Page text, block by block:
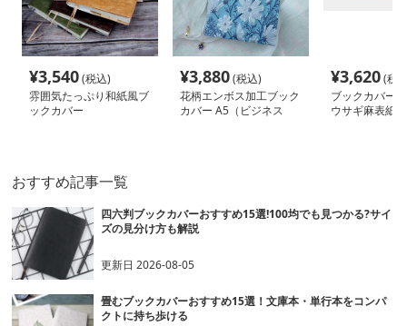
¥3,540(税込)
雰囲気たっぷり和紙風ブ
ックカバー
¥3,880(税込)
花柄エンボス加工ブック
カバー A5（ビジネス
¥3,620(税
ブックカバー
ウサギ麻表紙
おすすめ記事一覧
四六判ブックカバーおすすめ15選!100均でも見つかる?サイ
ズの見分け方も解説
更新日2026-08-05
畳むブックカバーおすすめ15選！文庫本・単行本をコンパ
クトに持ち歩ける